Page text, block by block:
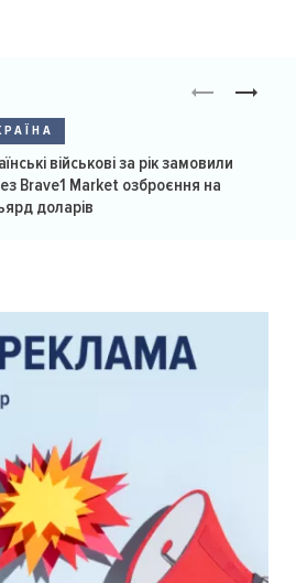
військові за рік замовили
Brave1 Market озброєння на
доларів